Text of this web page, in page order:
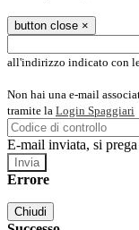
button close ×
all'indirizzo indicato con
Non hai una e-mail
tramite la Login Spaggiari
E-mail inviata, si
Errore
Chiudi